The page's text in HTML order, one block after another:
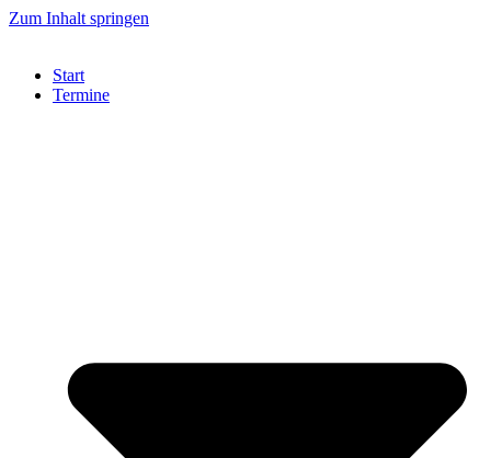
Zum Inhalt springen
Start
Termine